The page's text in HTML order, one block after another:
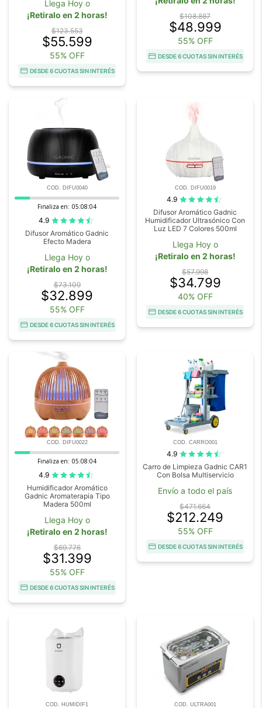
Llega Hoy o
¡Retiralo en 2 horas!
$123.553
$55.599
55% OFF
DESDE 6 CUOTAS SIN INTERÉS
$108.887
$48.999
55% OFF
DESDE 6 CUOTAS SIN INTERÉS
COD. DIFU0040
Finaliza en: 05:08:03
4.9
Difusor Aromático Gadnic
Efecto Madera
Llega Hoy o
¡Retiralo en 2 horas!
$73.109
$32.899
55% OFF
DESDE 6 CUOTAS SIN INTERÉS
COD. DIFU0019
4.9
Difusor Aromático Gadnic
Humidificador Ultrasónico Con
Luz LED 7 Colores 500ml
Llega Hoy o
¡Retiralo en 2 horas!
$57.998
$34.799
40% OFF
DESDE 6 CUOTAS SIN INTERÉS
COD. DIFU0022
Finaliza en: 05:08:03
4.9
Humidificador Aromático
Gadnic Aromaterapia Tipo
Madera 500ml
Llega Hoy o
¡Retiralo en 2 horas!
$69.776
$31.399
55% OFF
DESDE 6 CUOTAS SIN INTERÉS
COD. CARRO001
4.9
Carro de Limpieza Gadnic CAR1
Con Bolsa Multiservicio
Envío a todo el país
$471.664
$212.249
55% OFF
DESDE 6 CUOTAS SIN INTERÉS
COD. HUMIDIF1 COD. ULTRA001